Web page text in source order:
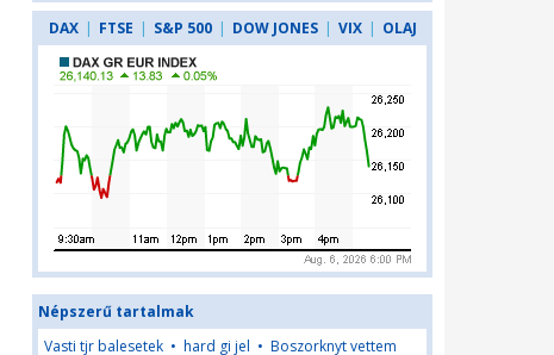
DAX | FTSE | S&P 500 | DOW JONES | VIX | OLAJ
Népszerű tartalmak
Vasti tjr balesetek • hard gi jel • Boszorknyt vettem